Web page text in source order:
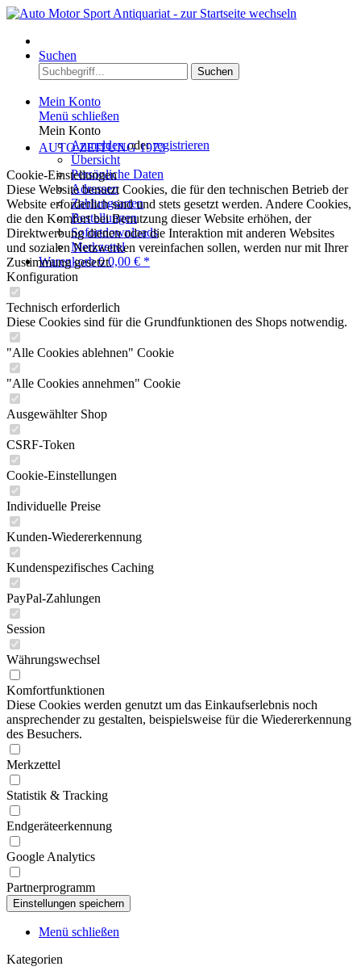
Suchen
Suchen
Mein Konto
Menü schließen
Mein Konto
Anmeldenoderregistrieren
Übersicht
Persönliche Daten
Adressen
Zahlungsarten
Bestellungen
Sofortdownloads
Merkzettel
Warenkorb0 0,00 € *
AUTO ZEITUNG 1973
Cookie-Einstellungen
Diese Website benutzt Cookies, die für den technischen Betrieb der
Website erforderlich sind und stets gesetzt werden. Andere Cookies,
die den Komfort bei Benutzung dieser Website erhöhen, der
Direktwerbung dienen oder die Interaktion mit anderen Websites
und sozialen Netzwerken vereinfachen sollen, werden nur mit Ihrer
Zustimmung gesetzt.
Konfiguration
Technisch erforderlich
Diese Cookies sind für die Grundfunktionen des Shops notwendig.
"Alle Cookies ablehnen" Cookie
"Alle Cookies annehmen" Cookie
Ausgewählter Shop
CSRF-Token
Cookie-Einstellungen
Individuelle Preise
Kunden-Wiedererkennung
Kundenspezifisches Caching
PayPal-Zahlungen
Session
Währungswechsel
Komfortfunktionen
Diese Cookies werden genutzt um das Einkaufserlebnis noch
ansprechender zu gestalten, beispielsweise für die Wiedererkennung
des Besuchers.
Merkzettel
Statistik & Tracking
Endgeräteerkennung
Google Analytics
Partnerprogramm
Menü schließen
Kategorien